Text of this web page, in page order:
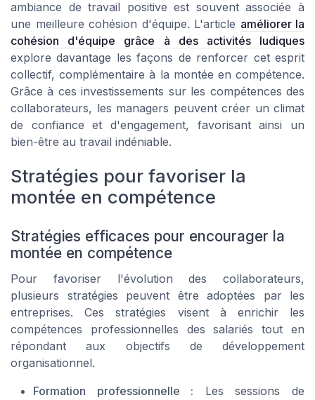
ambiance de travail positive est souvent associée à
une meilleure cohésion d'équipe. L'article améliorer la
cohésion d'équipe grâce à des activités ludiques
explore davantage les façons de renforcer cet esprit
collectif, complémentaire à la montée en compétence.
Grâce à ces investissements sur les compétences des
collaborateurs, les managers peuvent créer un climat
de confiance et d'engagement, favorisant ainsi un
bien-être au travail indéniable.
Stratégies pour favoriser la
montée en compétence
Stratégies efficaces pour encourager la
montée en compétence
Pour favoriser l'évolution des collaborateurs,
plusieurs stratégies peuvent être adoptées par les
entreprises. Ces stratégies visent à enrichir les
compétences professionnelles des salariés tout en
répondant aux objectifs de développement
organisationnel.
Formation professionnelle : Les sessions de